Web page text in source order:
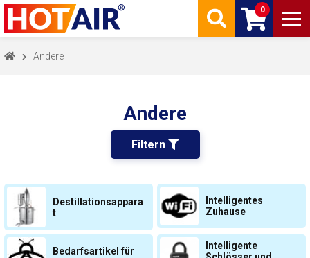
0
Andere
Andere
Filtern
Destillationsappara
t
Intelligentes
Zuhause
Bedarfsartikel für
Intelligente